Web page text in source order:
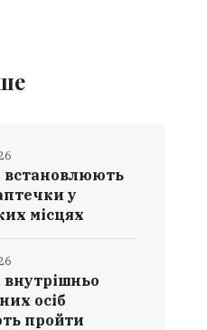
встановлюють
у
місцях
внутрішньо
осіб
пройти